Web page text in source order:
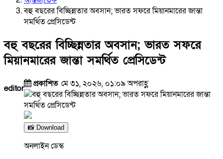
বহু বছরের বিচ্ছিন্নতার অবসান; ভারত সফরে মিয়ানমারের জান্তা
সমর্থিত প্রেসিডেন্ট
বহু বছরের বিচ্ছিন্নতার অবসান; ভারত সফরে
মিয়ানমারের জান্তা সমর্থিত প্রেসিডেন্ট
editor প্রকাশিত মে ৩১, ২০২৬, ০১:০৯ অপরাহ্ণ
📸 Download
অনলাইন ডেস্ক